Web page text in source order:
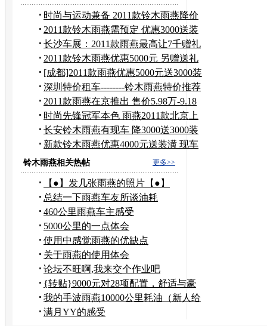
时尚与运动兼备 2011款铃木雨燕降价
4千
2011款铃木雨燕需预定 优惠3000送装
潢
长沙车展：2011款雨燕最高让7千赠礼
包
2011款铃木雨燕优惠5000元 另赠送礼
包
[成都]2011款雨燕优惠5000元送3000装
饰
深圳特价租车--------铃木雨燕特价推荐
2011款雨燕在京推出 售价5.98万-9.18
万
时尚先锋冠军本色 雨燕2011款北京上
市
长安铃木雨燕有现车 降3000送3000装
潢
新款铃木雨燕优惠4000元送装潢 现车
较少
更多>>
铃木雨燕相关热帖
【●】发几张雨燕的照片【●】
总结一下雨燕车友所谈油耗
460公里雨燕车主感受
5000公里的一点体会
使用中感觉雨燕的优缺点
关于雨燕的使用体会
论坛不旺啊,我来交个作业吧
{转贴}9000元对28项配置，舒适与豪
华的比较：
我的手波雨燕10000公里耗油（新人给
些鼓励哦）
满月YY的感受